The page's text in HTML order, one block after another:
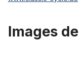
Images